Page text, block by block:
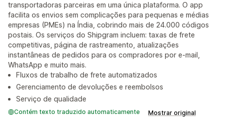
transportadoras parceiras em uma única plataforma. O app
facilita os envios sem complicações para pequenas e médias
empresas (PMEs) na Índia, cobrindo mais de 24.000 códigos
postais. Os serviços do Shipgram incluem: taxas de frete
competitivas, página de rastreamento, atualizações
instantâneas de pedidos para os compradores por e-mail,
WhatsApp e muito mais.
Fluxos de trabalho de frete automatizados
Gerenciamento de devoluções e reembolsos
Serviço de qualidade
Contém texto traduzido automaticamente Mostrar original